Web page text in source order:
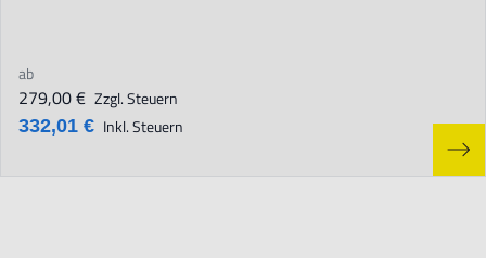
ab
332,01 € Inkl. Steuern
279,00 € Zzgl. Steuern